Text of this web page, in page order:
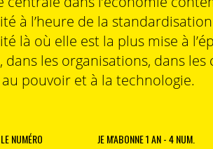
qui aimez partir « du terrain »,
la biodiversité ?
dans ce sens : ouvert pour la
venues quotidiennement visiter
d’une centaine de classes ont
citoyenne : l’éducation. Je
et pour faire de la protection
à l’heure de la
là où elle est la plus mise à
dans les organisations, dans
pouvoir et à la technologie.
NUMÉRO JE M'ABONNE 1 AN - 4 NUM.